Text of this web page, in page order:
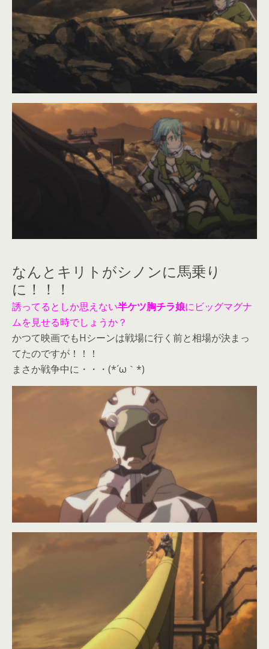
なんとキリトがシノンに馬乗り
に！！！
誘ってるとしか思えない半ケツ胸チラ娘にビッグマグナ
ムを見せる時でしょうか？
かつて映画でもHシーンは戦場に行く前と相場が決まっ
てたのですが！！！
まさか戦争中に・・・(*´ω｀*)